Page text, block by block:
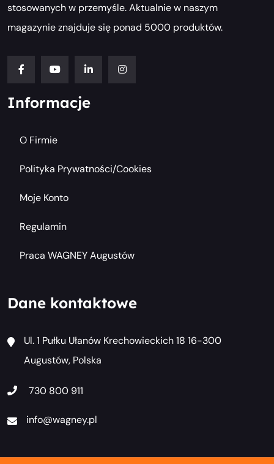
stosowanych w przemyśle. Aktualnie w naszym
magazynie znajduje się ponad 5000 produktów.
Informacje
O Firmie
Polityka Prywatności/cookies
Moje Konto
Regulamin
Praca WAGNEY Augustów
Dane kontaktowe
Ul. 1 Pułku Ułanów Krechowieckich 18 16-300
Augustów, Polska
730 800 911
info@wagney.pl